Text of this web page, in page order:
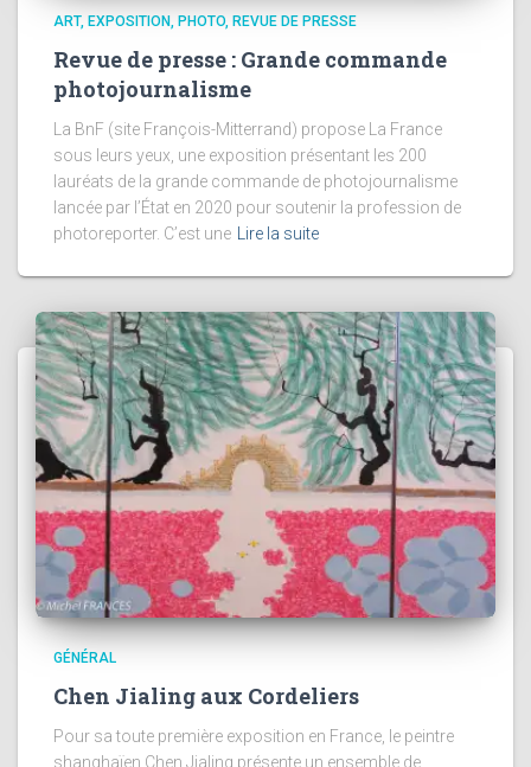
ART EXPOSITION PHOTO REVUE DE PRESSE
Revue de presse : Grande commande
photojournalisme
La BnF (site François-Mitterrand) propose La France
sous leurs yeux, une exposition présentant les 200
lauréats de la grande commande de photojournalisme
lancée par l’État en 2020 pour soutenir la profession de
photoreporter. C’est une
Lire la suite
GÉNÉRAL
Chen Jialing aux Cordeliers
Pour sa toute première exposition en France, le peintre
shanghaïen Chen Jialing présente un ensemble de